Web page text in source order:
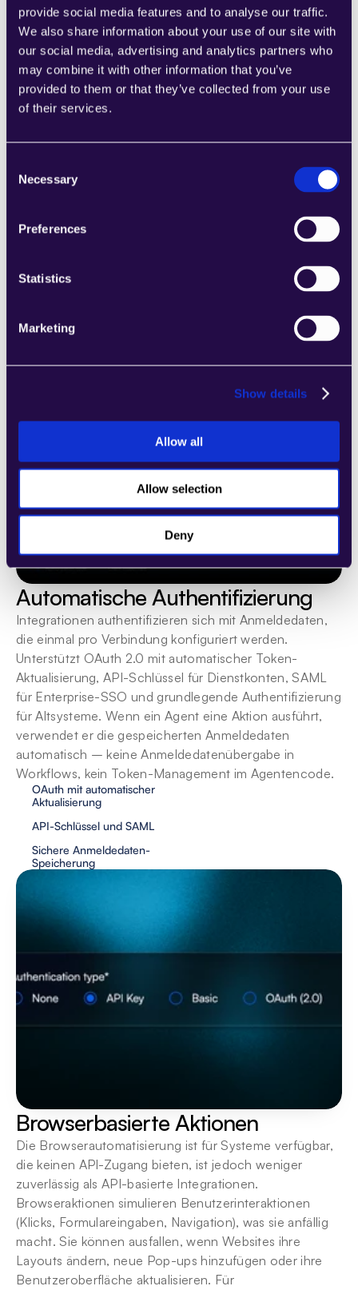
provide social media features and to analyse our traffic.
We also share information about your use of our site with
our social media, advertising and analytics partners who
may combine it with other information that you’ve
provided to them or that they’ve collected from your use
of their services.
Selection
Necessary
Preferences
Statistics
Marketing
Show details
Allow all
Allow selection
Deny
Maßgeschneiderte Integrationen
über OpenAPI
Verbinden Sie benutzerdefinierte Systeme und interne
APIs, indem Sie OpenAPI 3.0-Spezifikationen
hochladen. Beam extrahiert verfügbare Endpunkte aus
können. Für die meisten Unternehmenskunden machen
benutzerdefinierte Integrationen etwa 80 % ihrer
Altsysteme und proprietäre Tools.
Automatische
Funktioniert wie native
Aktionen
Automatische Authentifizierung
Integrationen authentifizieren sich mit Anmeldedaten,
die einmal pro Verbindung konfiguriert werden.
Unterstützt OAuth 2.0 mit automatischer Token-
Aktualisierung, API-Schlüssel für Dienstkonten, SAML
für Enterprise-SSO und grundlegende Authentifizierung
für Altsysteme. Wenn ein Agent eine Aktion ausführt,
verwendet er die gespeicherten Anmeldedaten
automatisch – keine Anmeldedatenübergabe in
Workflows, kein Token-Management im Agentencode.
OAuth mit automatischer
Aktualisierung
API-Schlüssel und SAML
Sichere Anmeldedaten-
Speicherung
Browserbasierte Aktionen
Die Browserautomatisierung ist für Systeme verfügbar,
die keinen API-Zugang bieten, ist jedoch weniger
zuverlässig als API-basierte Integrationen.
Browseraktionen simulieren Benutzerinteraktionen
(Klicks, Formulareingaben, Navigation), was sie anfällig
macht. Sie können ausfallen, wenn Websites ihre
Layouts ändern, neue Pop-ups hinzufügen oder ihre
Benutzeroberfläche aktualisieren. Für